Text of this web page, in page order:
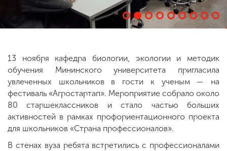
Приемная
комиссия
+7 (831) 262-26-20
13 ноября кафедра биологии, экологии и методик
обучения Мининского университета пригласила
увлеченных школьников в гости к ученым — на
фестиваль «Агростартап». Мероприятие собрало около
80 старшеклассников и стало частью больших
активностей в рамках профориентационного проекта
для школьников «Страна профессионалов».
В стенах вуза ребята встретились с профессионалами